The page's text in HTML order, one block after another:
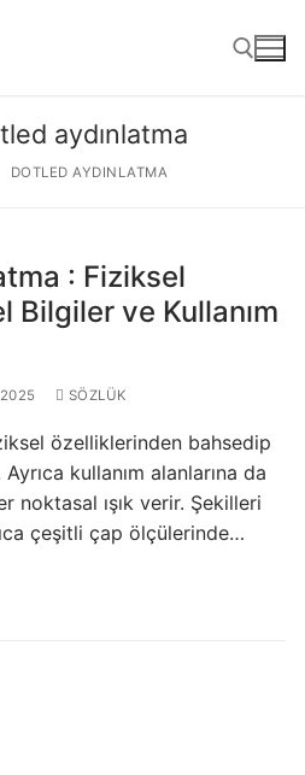
Hazır Ürünler
(Lineer LED)
aydınlatma
DOTLED AYDINLATMA
: Fiziksel
Bilgiler ve Kullanım
SÖZLÜK
özelliklerinden bahsedip
kullanım alanlarına da
noktasal ışık verir. Şekilleri
çeşitli çap ölçülerinde…